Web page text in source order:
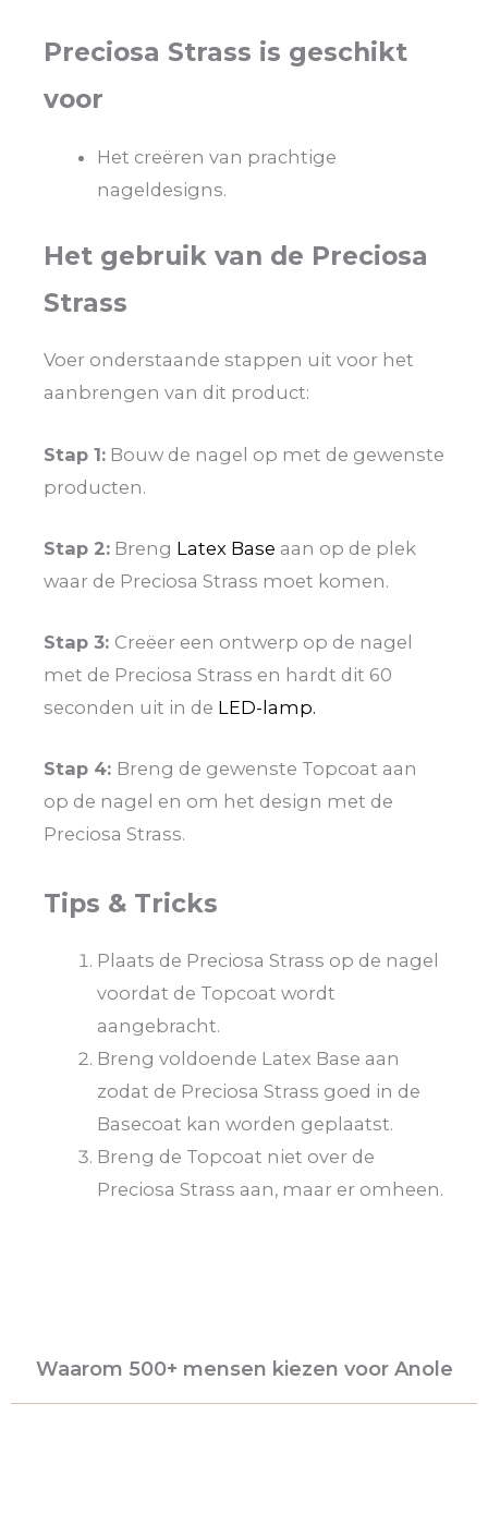
Preciosa Strass is geschikt
voor
Het creëren van prachtige
nageldesigns.
Het gebruik van de Preciosa
Strass
Voer onderstaande stappen uit voor het
aanbrengen van dit product:
Stap 1: Bouw de nagel op met de gewenste
producten.
Stap 2: Breng Latex Base aan op de plek
waar de Preciosa Strass moet komen.
Stap 3: Creëer een ontwerp op de nagel
met de Preciosa Strass en hardt dit 60
seconden uit in de LED-lamp.
Stap 4: Breng de gewenste Topcoat aan
op de nagel en om het design met de
Preciosa Strass.
Tips & Tricks
Plaats de Preciosa Strass op de nagel
voordat de Topcoat wordt
aangebracht.
Breng voldoende Latex Base aan
zodat de Preciosa Strass goed in de
Basecoat kan worden geplaatst.
Breng de Topcoat niet over de
Preciosa Strass aan, maar er omheen.
Waarom 500+ mensen kiezen voor Anole